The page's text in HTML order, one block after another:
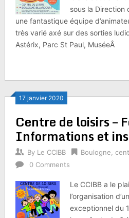
sous la Direction
une fantastique équipe
très varié axé sur des sorties
Astérix, Parc St Paul, MuséeÂ
17 janvier 2020
Centre de loisirs –
Informations et
By Le CCIBB Boulogne
0 Comments
Le CCIBB a le
l’organisation
exceptionnel du